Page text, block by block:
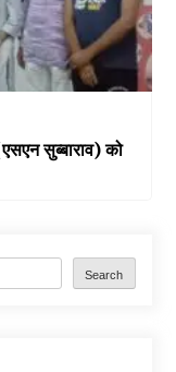
सुब्बाराव) को
Search